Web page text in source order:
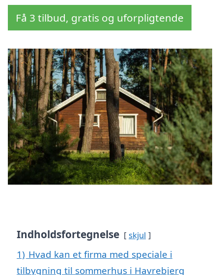
Få 3 tilbud, gratis og uforpligtende
Indholdsfortegnelse skjul
1) Hvad kan et firma med speciale i
tilbygning til sommerhus i Havrebjerg